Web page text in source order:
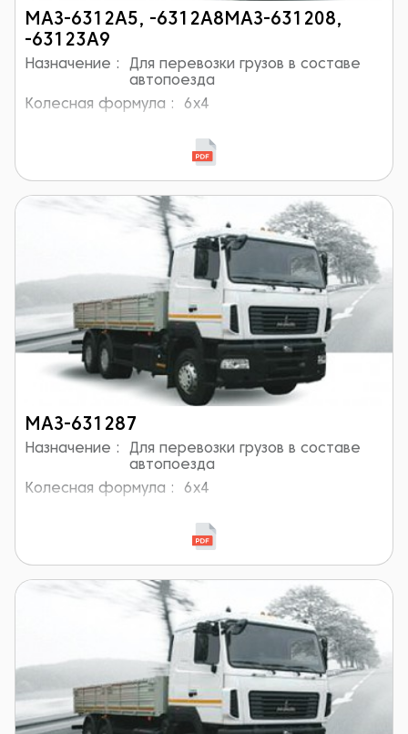
МАЗ-6312А5, -6312А8МАЗ-631208,
-63123А9
Назначение :
Для перевозки грузов в составе
автопоезда
Колесная формула :
6x4
МАЗ-631287
Назначение :
Для перевозки грузов в составе
автопоезда
Колесная формула :
6x4